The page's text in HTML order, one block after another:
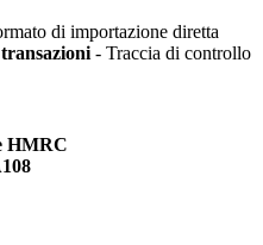
di importazione diretta
- Traccia di controllo
HMRC